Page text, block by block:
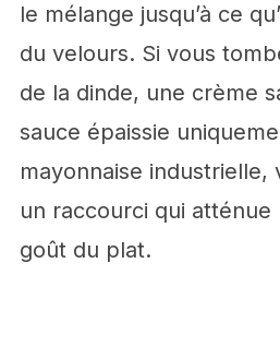
le mélange jusqu’à ce
du velours. Si vous
de la dinde, une crème
sauce épaissie
mayonnaise industrielle,
un raccourci qui
goût du plat.